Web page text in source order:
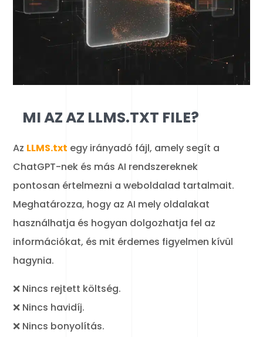
MI AZ AZ LLMS.TXT FILE?
Az LLMS.txt egy irányadó fájl, amely segít a
ChatGPT-nek és más AI rendszereknek
pontosan értelmezni a weboldalad tartalmait.
Meghatározza, hogy az AI mely oldalakat
használhatja és hogyan dolgozhatja fel az
információkat, és mit érdemes figyelmen kívül
hagynia.
❌ Nincs rejtett költség.
❌ Nincs havidíj.
❌ Nincs bonyolítás.